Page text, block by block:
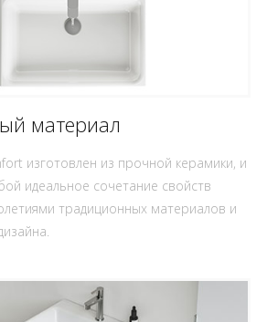
материал
изготовлен из прочной керамики, и
идеальное сочетание свойств
традиционных материалов и